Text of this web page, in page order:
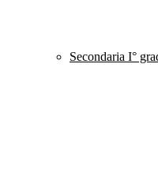
Secondaria I°